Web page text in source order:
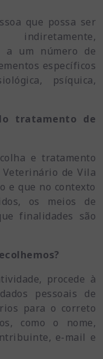
que possa ser
a um número de
específicos
psíquica,
tratamento de
e tratamento
de Vila
e que no contexto
os meios de
finalidades são
procede à
pessoais de
para o correto
como o nome,
e-mail e